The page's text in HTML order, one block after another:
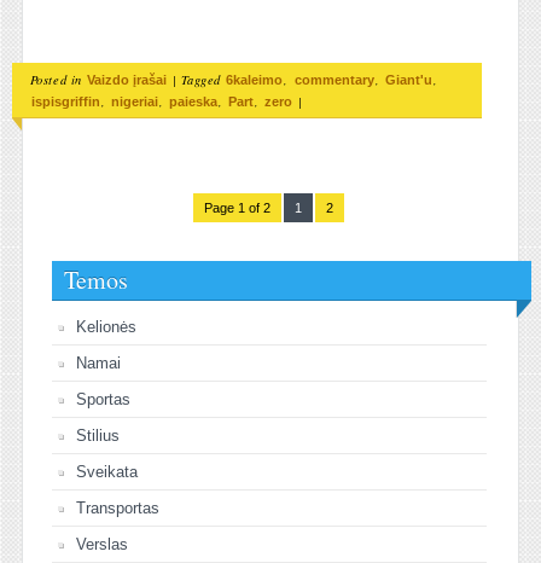
Posted in Vaizdo įrašai | Tagged 6kaleimo commentary Giant'u
ispisgriffin nigeriai paieska Part zero |
Page 1 of 2 1 2
Temos
Kelionės
Namai
Sportas
Stilius
Sveikata
Transportas
Verslas